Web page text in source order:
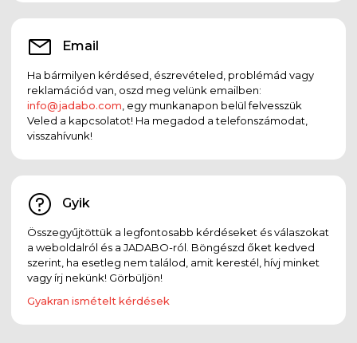
Email
Ha bármilyen kérdésed, észrevételed, problémád vagy
reklamációd van, oszd meg velünk emailben:
info@jadabo.com , egy munkanapon belül felvesszük
Veled a kapcsolatot! Ha megadod a telefonszámodat,
visszahívunk!
Gyik
Összegyűjtöttük a legfontosabb kérdéseket és válaszokat
a weboldalról és a JADABO-ról. Böngészd őket kedved
szerint, ha esetleg nem találod, amit kerestél, hívj minket
vagy írj nekünk! Görbüljön!
Gyakran ismételt kérdések